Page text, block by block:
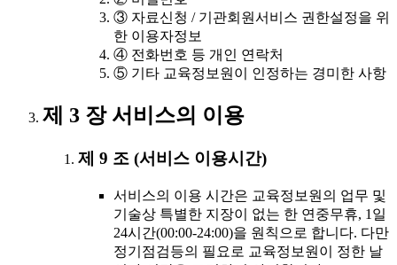
③ 자료신청 / 기관회원서비스 권한설정을 위
한 이용자정보
④ 전화번호 등 개인 연락처
⑤ 기타 교육정보원이 인정하는 경미한 사항
제 3 장 서비스의 이용
제 9 조 (서비스 이용시간)
서비스의 이용 시간은 교육정보원의 업무 및
기술상 특별한 지장이 없는 한 연중무휴, 1일
24시간(00:00-24:00)을 원칙으로 합니다. 다만
정기점검등의 필요로 교육정보원이 정한 날